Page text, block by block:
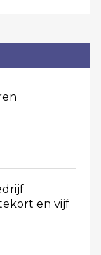
en vijf